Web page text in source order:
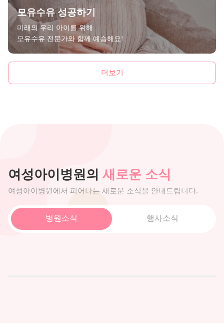
모유수유 성공하기
미래의 우리 아이를 위해
모유수유 전문가와 함께 예습해요!
더보기
여성아이병원의 새로운 소식
여성아이병원에서 피어나는 새로운 소식을 안내드립니다.
병원소식 행사소식